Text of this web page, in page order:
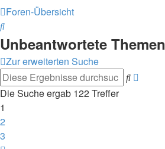
Foren-Übersicht
Suche
Unbeantwortete Themen
Zur erweiterten Suche
Suche
Die Suche ergab 122 Treffer
1
2
3